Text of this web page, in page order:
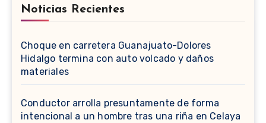
Noticias Recientes
Choque en carretera Guanajuato-Dolores
Hidalgo termina con auto volcado y daños
materiales
Conductor arrolla presuntamente de forma
intencional a un hombre tras una riña en Celaya